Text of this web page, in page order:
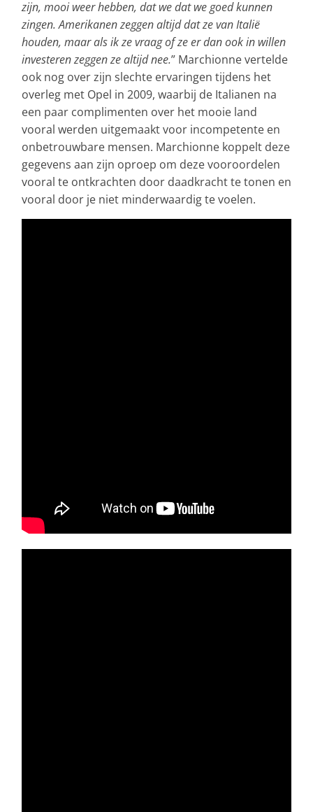
zijn, mooi weer hebben, dat we dat we goed kunnen
zingen. Amerikanen zeggen altijd dat ze van Italië
houden, maar als ik ze vraag of ze er dan ook in willen
investeren zeggen ze altijd nee.” Marchionne vertelde
ook nog over zijn slechte ervaringen tijdens het
overleg met Opel in 2009, waarbij de Italianen na
een paar complimenten over het mooie land
vooral werden uitgemaakt voor incompetente en
onbetrouwbare mensen. Marchionne koppelt deze
gegevens aan zijn oproep om deze vooroordelen
vooral te ontkrachten door daadkracht te tonen en
vooral door je niet minderwaardig te voelen.